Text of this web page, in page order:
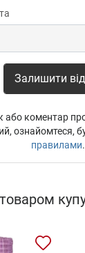
Залишити
або коментар
ознайомтеся,
правилами.